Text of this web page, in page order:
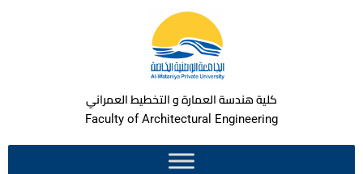
كلية هندسة العمارة و التخطيط العمراني
Faculty of Architectural Engineering